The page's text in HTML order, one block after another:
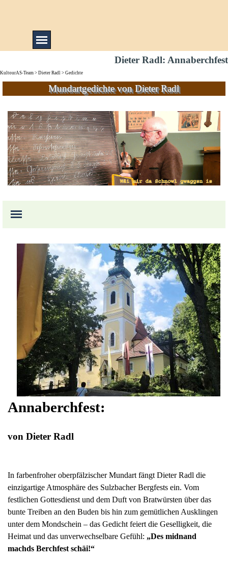
Menü überspringen
Dieter Radl: Annaberchfest
KultourAS-Team > Dieter Radl > Gedichte
Mundartgedichte von Dieter Radl
Annaberchfest:
von Dieter Radl
In farbenfroher oberpfälzischer Mundart fängt Dieter Radl die
einzigartige Atmosphäre des Sulzbacher Bergfests ein. Vom
festlichen Gottesdienst und dem Duft von Bratwürsten über das
bunte Treiben an den Buden bis hin zum gemütlichen Ausklingen
unter dem Mondschein – das Gedicht feiert die Geselligkeit, die
Heimat und das unverwechselbare Gefühl: „Des midnand
machds Berchfest schäi!“